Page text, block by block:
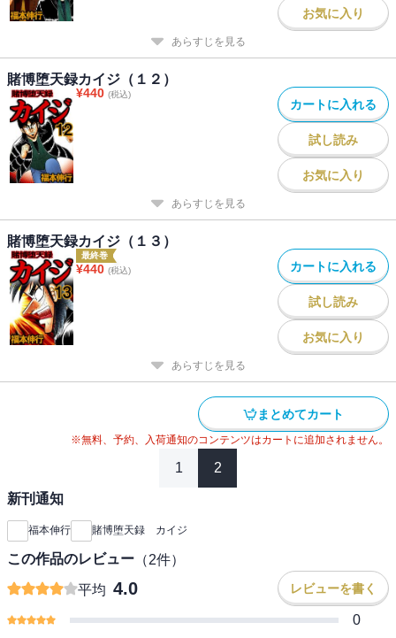
お気に入り
あらすじを見る
賭博堕天録カイジ（１２）
¥440 (税込)
カートに入れる
試し読み
お気に入り
あらすじを見る
賭博堕天録カイジ（１３）
最終巻
¥440 (税込) カートに入れる
試し読み
お気に入り
あらすじを見る
まとめてカート
※無料、予約、入荷通知のコンテンツはカートに追加されません。
1 2
新刊通知
福本伸行 賭博堕天録 カイジ
この作品のレビュー （2件）
平均 4.0 レビューを書く
0